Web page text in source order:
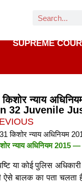
SUPREME
किशोर न्याय
32 Juvenile
न्याय अधिनियम 2015 —
या कोई पुलिस
ऐसे बालक का पता चलता है